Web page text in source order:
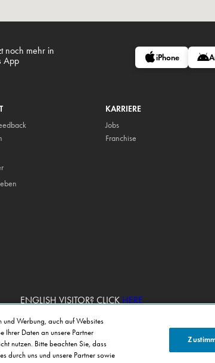
noch mehr in
App
iPhone
KARRIERE
Jobs
Franchise
ENGLISH VISITOR? CLICK HERE
© Domino's Pizza Deutschland GmbH 2026
Werbung, auch auf Websites
Ihrer Daten an unsere Partner
nutzen. Bitte beachten Sie, dass
durch uns und unsere Partner sowie